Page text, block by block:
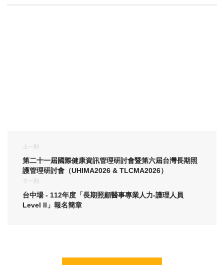
上一則
第二十一屆國際健康資訊管理研討會暨第六屆台灣長期照
護管理研討會（UHIMA2026 & TLCMA2026）
下一則
台中場 - 112年度「長期照顧醫事專業人力-護理人員
Level II」報名簡章